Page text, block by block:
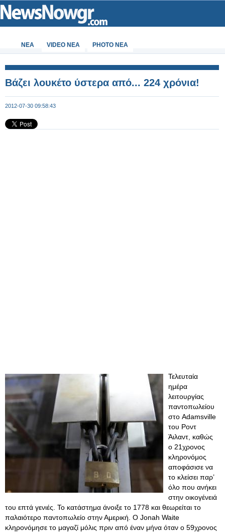
ΝΕΑ VIDEO NEA PHOTO NEA
Βάζει λουκέτο ύστερα από... 224 χρόνια!
2012-07-30 09:58:43
Τελευταία
ημέρα
λειτουργίας
παντοπωλείου
στο Adamsville
του Ροντ
Άιλαντ, καθώς
ο 21χρονος
κληρονόμος
αποφάσισε να
το κλείσει παρ’
όλο που ανήκει
στην οικογένειά
του επτά γενιές. Το κατάστημα άνοιξε το 1778 και θεωρείται το
παλαιότερο παντοπωλείο στην Αμερική. Ο Jonah Waite
κληρονόμησε το μαγαζί μόλις πριν από έναν μήνα όταν ο 59χρονος